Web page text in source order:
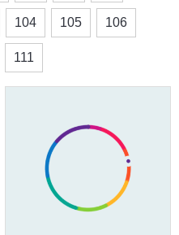
104 105 106
111